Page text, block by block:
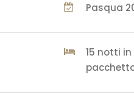
Pasqua
15 notti